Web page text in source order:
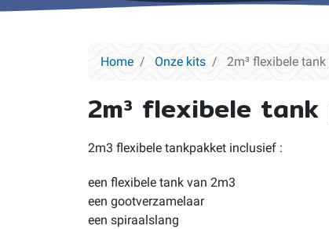
Home Onze kits 2m³ flexibele
2m³ flexibele tank
2m3 flexibele tankpakket inclusief :
een flexibele tank van 2m3
een gootverzamelaar
een spiraalslang